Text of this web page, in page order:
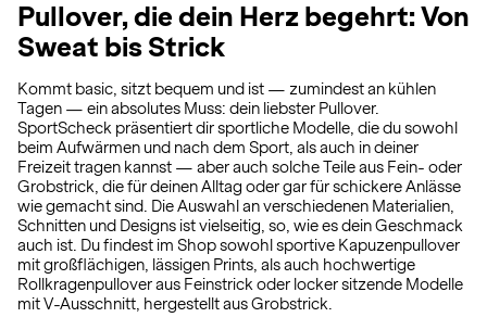
Pullover, die dein Herz begehrt: Von
Sweat bis Strick
Kommt basic, sitzt bequem und ist — zumindest an kühlen
Tagen — ein absolutes Muss: dein liebster Pullover.
SportScheck präsentiert dir sportliche Modelle, die du sowohl
beim Aufwärmen und nach dem Sport, als auch in deiner
Freizeit tragen kannst — aber auch solche Teile aus Fein- oder
Grobstrick, die für deinen Alltag oder gar für schickere Anlässe
wie gemacht sind. Die Auswahl an verschiedenen Materialien,
Schnitten und Designs ist vielseitig, so, wie es dein Geschmack
auch ist. Du findest im Shop sowohl sportive Kapuzenpullover
mit großflächigen, lässigen Prints, als auch hochwertige
Rollkragenpullover aus Feinstrick oder locker sitzende Modelle
mit V-Ausschnitt, hergestellt aus Grobstrick.